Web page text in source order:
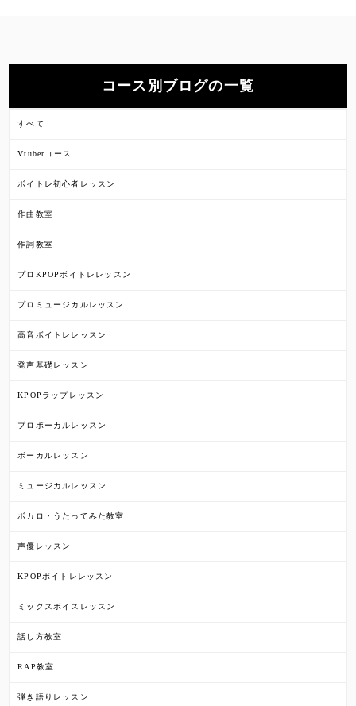
コース別ブログの一覧
すべて
Vtuberコース
ボイトレ初心者レッスン
作曲教室
作詞教室
プロKPOPボイトレレッスン
プロミュージカルレッスン
高音ボイトレレッスン
発声基礎レッスン
KPOPラップレッスン
プロボーカルレッスン
ボーカルレッスン
ミュージカルレッスン
ボカロ・うたってみた教室
声優レッスン
KPOPボイトレレッスン
ミックスボイスレッスン
話し方教室
RAP教室
弾き語りレッスン